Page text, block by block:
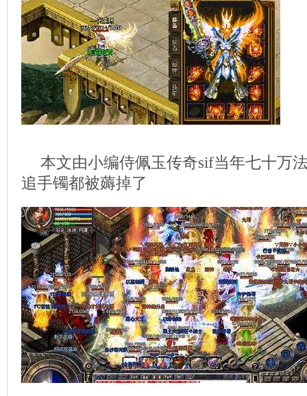
本文由小编侍佩玉传奇sif当年七十万
追手镯都被薅掉了